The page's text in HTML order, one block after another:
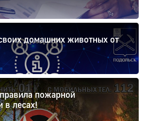
домашних животных от
пожарной
в лесах!